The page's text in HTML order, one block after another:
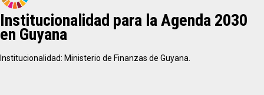
Institucionalidad para la Agenda 2030
en Guyana
Institucionalidad: Ministerio de Finanzas de Guyana.